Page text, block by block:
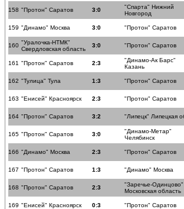
158 "Протон" Саратов 3:0
"Спарта" Нижний
Новгород
159 "Динамо" Москва 3:0 "Протон" Саратов
160 "Уралочка-НТМК"
Свердловская область
3:0 "Протон" Саратов
161 "Протон" Саратов 2:3
"Динамо-Ак Барс"
Казань
162 "Тулица" Тула 1:3 "Протон" Саратов
163 "Енисей" Красноярск 2:3 "Протон" Саратов
164 "Протон" Саратов 3:2 "Липецк" Липецкая
165 "Протон" Саратов 3:0
"Динамо-Метар"
Челябинск
166 "Динамо" Москва 2:3 "Протон" Саратов
167 "Протон" Саратов 1:3 "Динамо" Москва
168 "Протон" Саратов 2:3
"Заречье-Одинцово"
Московская область
169 "Енисей" Красноярск 0:3 "Протон" Саратов